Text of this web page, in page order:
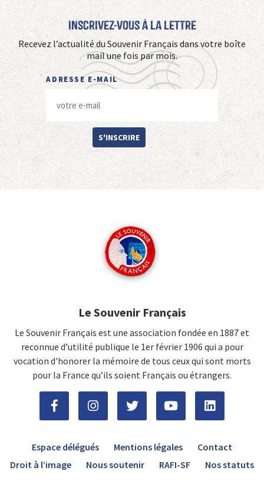
Inscrivez-vous à La Lettre
Recevez l’actualité du Souvenir Français dans votre boîte
mail une fois par mois.
ADRESSE E-MAIL
S'INSCRIRE
Le Souvenir Français
Le Souvenir Français est une association fondée en 1887 et
reconnue d’utilité publique le 1er février 1906 qui a pour
vocation d'honorer la mémoire de tous ceux qui sont morts
pour la France qu’ils soient Français ou étrangers.
Espace délégués Mentions légales
Contact
Droit à l’image
Nous soutenir RAFI-SF Nos statuts